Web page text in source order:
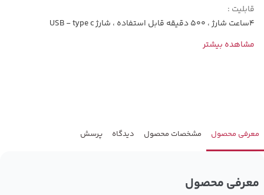
قابلیت :
4ساعت شارژ ، 500 دقیقه قابل استفاده ، شارژ USB - type c
مشاهده بیشتر
معرفی محصول مشخصات محصول دیدگاه پرسش
معرفی محصول